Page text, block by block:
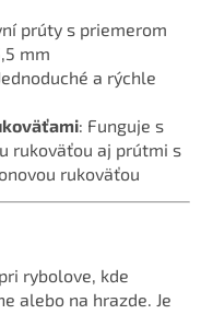
prúty s priemerom
mm
a rýchle
: Funguje s
rukoväťou aj prútmi s
rukoväťou
rybolove, kde
alebo na hrazde. Je